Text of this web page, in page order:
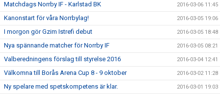
Matchdags Norrby IF - Karlstad BK 2016-03-06 11:45
Kanonstart för våra Norrbylag! 2016-03-05 19:06
I morgon gör Gzim Istrefi debut 2016-03-05 18:48
Nya spännande matcher för Norrby IF 2016-03-05 08:21
Valberedningens förslag till styrelse 2016 2016-03-04 12:41
Välkomna till Borås Arena Cup 8 - 9 oktober 2016-03-02 11:28
Ny spelare med spetskompetens är klar. 2016-03-01 19:03